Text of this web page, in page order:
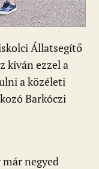
Állatsegítő
kíván ezzel a
a közéleti
Barkóczi
negyed